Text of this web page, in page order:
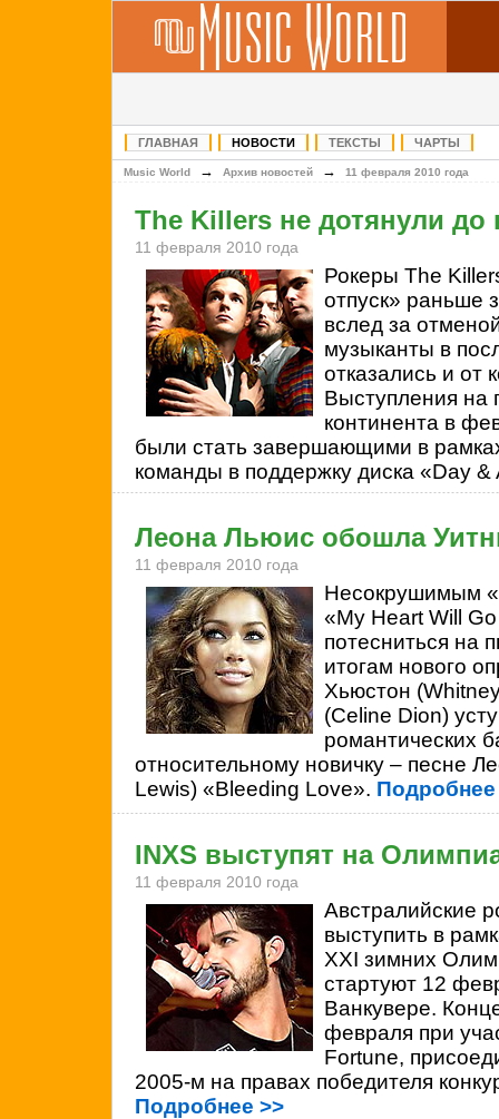
ГЛАВНАЯ НОВОСТИ ТЕКСТЫ ЧАРТЫ
Music World→ Архив новостей→ 11 февраля 2010 года
The Killers не дотянули до
11 февраля 2010 года
Рокеры The
отпуск» раньше
вслед за
музыканты в
отказались и от
Выступления на
континента в
были стать завершающими в
команды в поддержку диска «Day
Леона Льюис обошла
11 февраля 2010 года
Несокрушимым
«My Heart Will
потесниться на
итогам нового
Хьюстон
(Celine Dion)
романтических
относительному новичку – песне
Lewis) «Bleeding Love». Подробнее
INXS выступят на
11 февраля 2010 года
Австралийские
выступить в
XXI зимних
стартуют 12
Ванкувере.
февраля при
Fortune,
2005-м на правах победителя
Подробнее >>